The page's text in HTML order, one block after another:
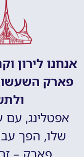
אנחנו לירון
פארק
אפטלינג, עם
שלו, הפך
פארק –